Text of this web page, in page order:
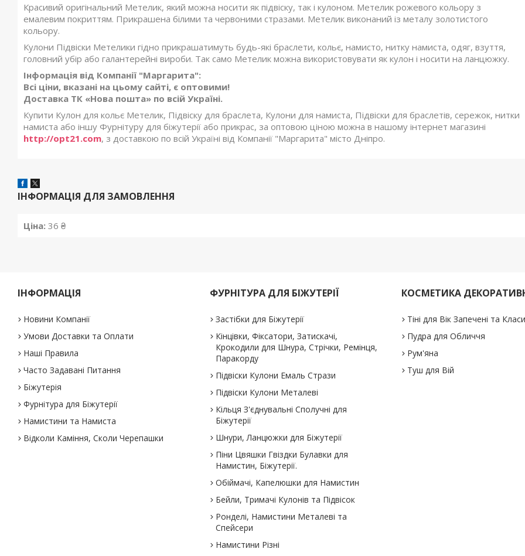
Красивий оригінальний Метелик, який можна носити як підвіску, так і кулоном. Метелик рожевого кольору з
емалевим покриттям. Прикрашена білими та червоними стразами. Метелик виконаний із металу золотистого
кольору.
Кулони Підвіски Метелики гідно прикрашатимуть будь-які браслети, кольє, намисто, нитку намиста, одяг, взуття,
головний убір або галантерейні вироби. Так само Метелик можна використовувати як кулон і носити на ланцюжку.
Інформація від Компанії "Маргарита":
Всі ціни, вказані на цьому сайті, є оптовими!
Доставка ТК «Нова пошта» по всій Україні.
Купити Кулон для кольє Метелик, Підвіску для браслета, Кулони для намиста, Підвіски для браслетів, сережок, нитки
намиста або іншу Фурнітуру для біжутерії або прикрас, за оптовою ціною можна в нашому інтернет магазині
http://opt21.com, з доставкою по всій Україні від Компанії "Маргарита" місто Дніпро.
ІНФОРМАЦІЯ ДЛЯ ЗАМОВЛЕННЯ
Ціна: 36 ₴
ІНФОРМАЦІЯ
Новини Компанії
Умови Доставки та Оплати
Наші Правила
Часто Задавані Питання
Біжутерія
Фурнітура для Біжутерії
Намистини та Намиста
Відколи Каміння, Сколи Черепашки
ФУРНІТУРА ДЛЯ БІЖУТЕРІЇ
Застібки для Біжутерії
Кінцівки, Фіксатори, Затискачі,
Крокодили для Шнура, Стрічки, Ремінця,
Паракорду
Підвіски Кулони Емаль Стрази
Підвіски Кулони Металеві
Кільця З'єднувальні Сполучні для
Біжутерії
Шнури, Ланцюжки для Біжутерії
Піни Цвяшки Гвіздки Булавки для
Намистин, Біжутерії.
Обіймачі, Капелюшки для Намистин
Бейли, Тримачі Кулонів та Підвісок
Ронделі, Намистини Металеві та
Спейсери
Намистини Різні
КОСМЕТИКА
Тіні для Вік Запечені та
Пудра для Обличчя
Рум'яна
Туш для Вій